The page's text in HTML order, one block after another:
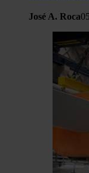
José A. Roca